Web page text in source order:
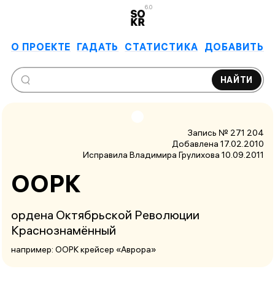
6.0
О ПРОЕКТЕ ГАДАТЬ СТАТИСТИКА ДОБАВИТЬ
НАЙТИ
Запись № 271 204
Добавлена 17.02.2010
Исправила Владимира Грулихова 10.09.2011
ООРК
ордена Октябрьской Революции
Краснознамённый
например: ООРК крейсер «Аврора»